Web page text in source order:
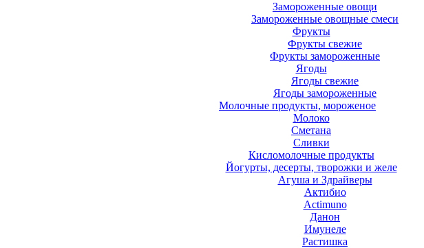
Замороженные овощи
Замороженные овощные смеси
Фрукты
Фрукты свежие
Фрукты замороженные
Ягоды
Ягоды свежие
Ягоды замороженные
Молочные продукты, мороженое
Молоко
Сметана
Сливки
Кисломолочные продукты
Йогурты, десерты, творожки и желе
Агуша и Здрайверы
Актибио
Actimuno
Данон
Имунеле
Растишка